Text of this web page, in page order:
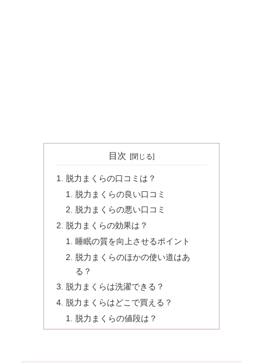
目次
脱力まくらの口コミは？
脱力まくらの良い口コミ
脱力まくらの悪い口コミ
脱力まくらの効果は？
睡眠の質を向上させるポイント
脱力まくらのほかの使い道はあ
る？
脱力まくらは洗濯できる？
脱力まくらはどこで買える？
脱力まくらの値段は？